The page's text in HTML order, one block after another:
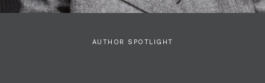
AUTHOR SPOTLIGHT